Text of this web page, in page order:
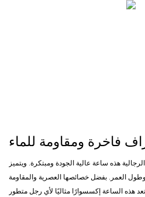
هذه ساعة عالية الجودة ومبتكرة. ويتميز
العمر. بفضل خصائصها العصرية والمقاومة